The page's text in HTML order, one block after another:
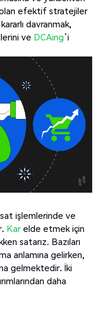
olan efektif stratejiler
davranmak,
ve DCAing’i
işlemlerinde ve
Kar elde etmek için
satarız. Bazıları
anlamına gelirken,
gelmektedir. İki
daha